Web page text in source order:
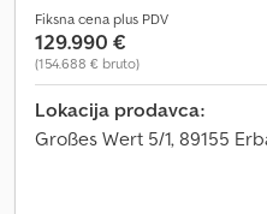
Fiksna cena plus PDV
129.990 €
(154.688 € bruto)
Lokacija prodavca:
Großes Wert 5/1, 89155